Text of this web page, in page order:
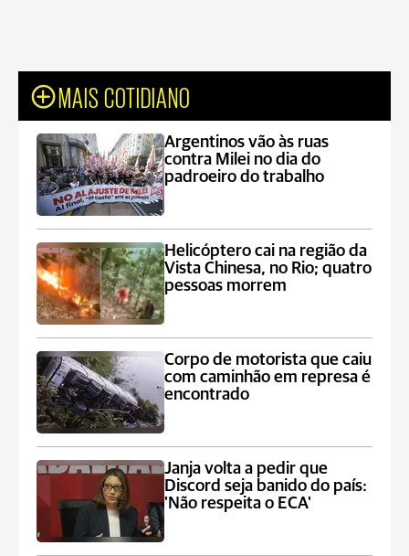
MAIS COTIDIANO
Argentinos vão às ruas
contra Milei no dia do
padroeiro do trabalho
Helicóptero cai na região da
Vista Chinesa, no Rio; quatro
pessoas morrem
Corpo de motorista que caiu
com caminhão em represa é
encontrado
Janja volta a pedir que
Discord seja banido do país:
'Não respeita o ECA'